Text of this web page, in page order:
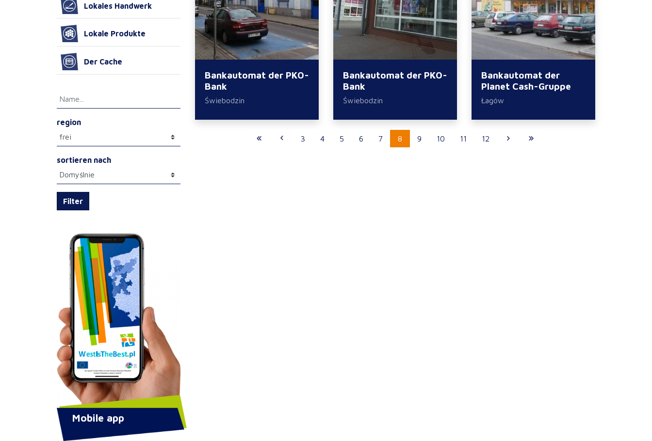
Bankautomat der PKO-
Bank
Świebodzin
Bankautomat der PKO-
Bank
Świebodzin
Bankautomat der
Planet Cash-Gruppe
Łagów
3 4 5 6 7 8 9 10 11 12
Lokales Handwerk
Lokale Produkte
Der Cache
region
sortieren nach
Filter
Mobile app